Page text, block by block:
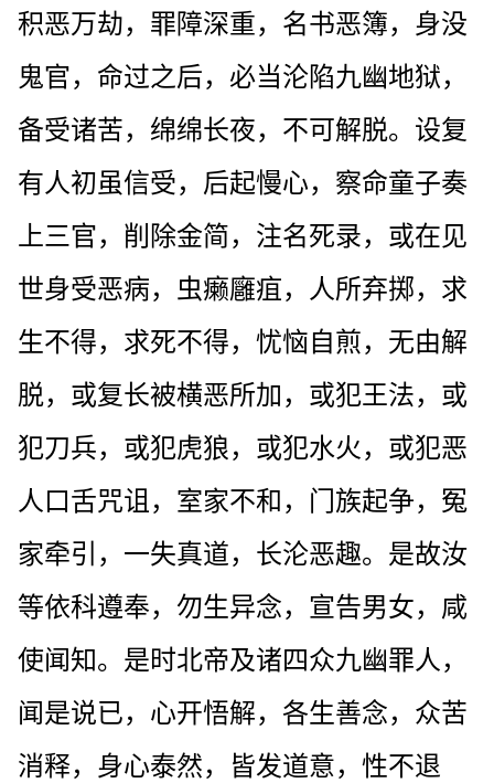
积恶万劫，罪障深重，名书恶簿，身没
鬼官，命过之后，必当沦陷九幽地狱，
备受诸苦，绵绵长夜，不可解脱。设复
有人初虽信受，后起慢心，察命童子奏
上三官，削除金简，注名死录，或在见
世身受恶病，虫癞廱疽，人所弃掷，求
生不得，求死不得，忧恼自煎，无由解
脱，或复长被横恶所加，或犯王法，或
犯刀兵，或犯虎狼，或犯水火，或犯恶
人口舌咒诅，室家不和，门族起争，冤
家牵引，一失真道，长沦恶趣。是故汝
等依科遵奉，勿生异念，宣告男女，咸
使闻知。是时北帝及诸四众九幽罪人，
闻是说已，心开悟解，各生善念，众苦
消释，身心泰然，皆发道意，性不退